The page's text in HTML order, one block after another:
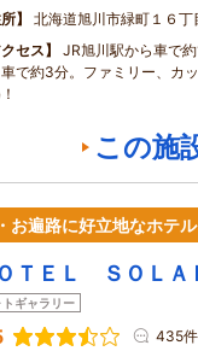
北海道旭川市緑町１６丁
セス
JR旭川駅から車で
で約3分。ファミリー、カ
この施
遍路に好立地なホテ
ＴＥＬ ＳＯＬＡ
トギャラリー
435件